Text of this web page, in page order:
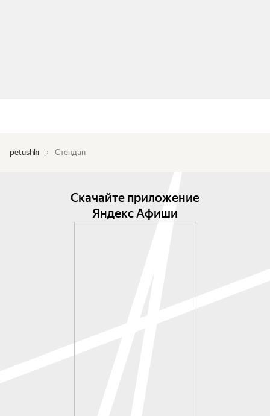
petushki Стендап
Скачайте приложение
Яндекс Афиши